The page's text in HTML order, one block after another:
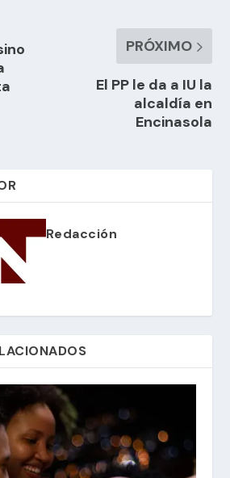
PRÓXIMO
El PP le da a IU la
alcaldía en
Encinasola
Redacción